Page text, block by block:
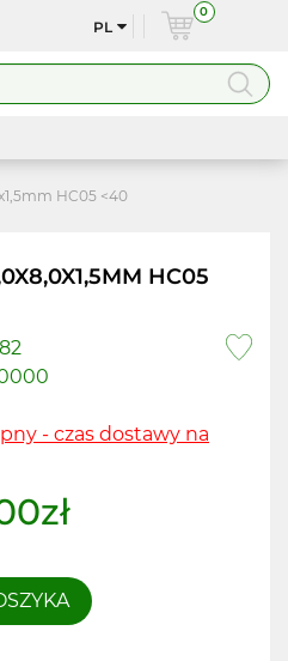
PL
0
HC05 <40
HC05
- czas dostawy na